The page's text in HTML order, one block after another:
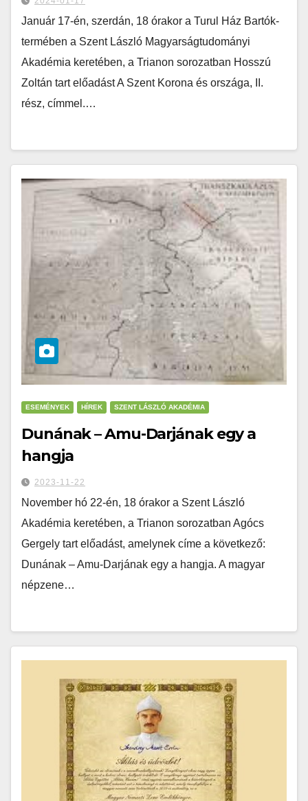
Január 17-én, szerdán, 18 órakor a Turul Ház Bartók-
termében a Szent László Magyarságtudományi
Akadémia keretében, a Trianon sorozatban Hosszú
Zoltán tart előadást A Szent Korona és országa, II.
rész, címmel.…
ESEMÉNYEK HÍREK SZENT LÁSZLÓ AKADÉMIA
Dunának – Amu-Darjának egy a
hangja
2023-11-22
November hó 22-én, 18 órakor a Szent László
Akadémia keretében, a Trianon sorozatban Agócs
Gergely tart előadást, amelynek címe a következő:
Dunának – Amu-Darjának egy a hangja. A magyar
népzene…